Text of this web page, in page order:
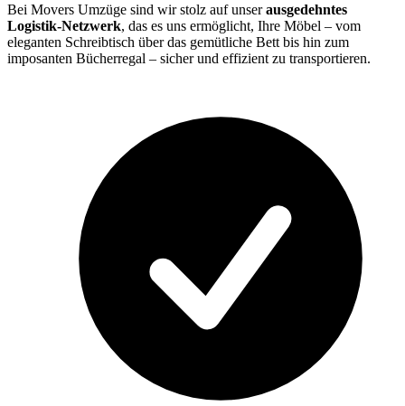
Bei Movers Umzüge sind wir stolz auf unserausgedehntes
Logistik-Netzwerk, das es uns ermöglicht, Ihre Möbel – vom
eleganten Schreibtisch über das gemütliche Bett bis hin zum
imposanten Bücherregal – sicher und effizient zu transportieren.